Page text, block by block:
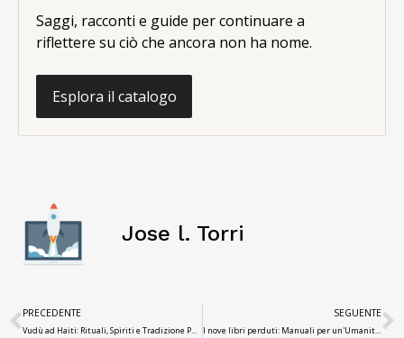
Saggi, racconti e guide per continuare a
riflettere su ciò che ancora non ha nome.
Esplora il catalogo
Jose l. Torri
PRECEDENTE
Vudù ad Haiti: Rituali, Spiriti e Tradizione Popolare
SEGUENTE
I nove libri perduti: Manuali per un'Umanità Proibita